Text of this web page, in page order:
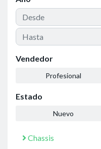
Vendedor
Profesional
Estado
Nuevo
Chassis